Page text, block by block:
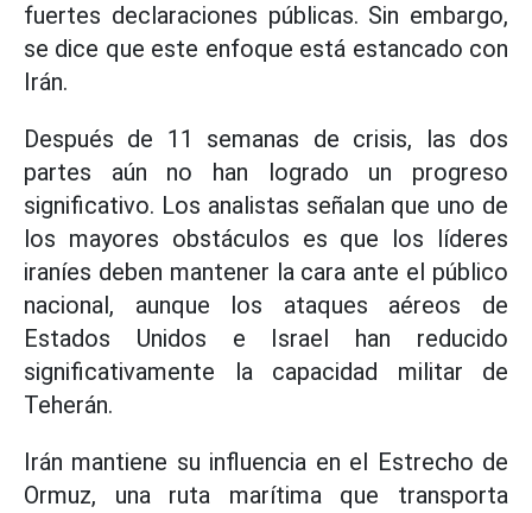
fuertes declaraciones públicas. Sin embargo,
se dice que este enfoque está estancado con
Irán.
Después de 11 semanas de crisis, las dos
partes aún no han logrado un progreso
significativo. Los analistas señalan que uno de
los mayores obstáculos es que los líderes
iraníes deben mantener la cara ante el público
nacional, aunque los ataques aéreos de
Estados Unidos e Israel han reducido
significativamente la capacidad militar de
Teherán.
Irán mantiene su influencia en el Estrecho de
Ormuz, una ruta marítima que transporta